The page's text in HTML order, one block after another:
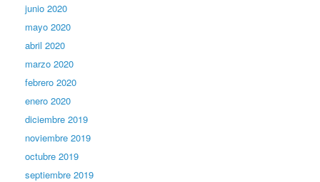
junio 2020
mayo 2020
abril 2020
marzo 2020
febrero 2020
enero 2020
diciembre 2019
noviembre 2019
octubre 2019
septiembre 2019